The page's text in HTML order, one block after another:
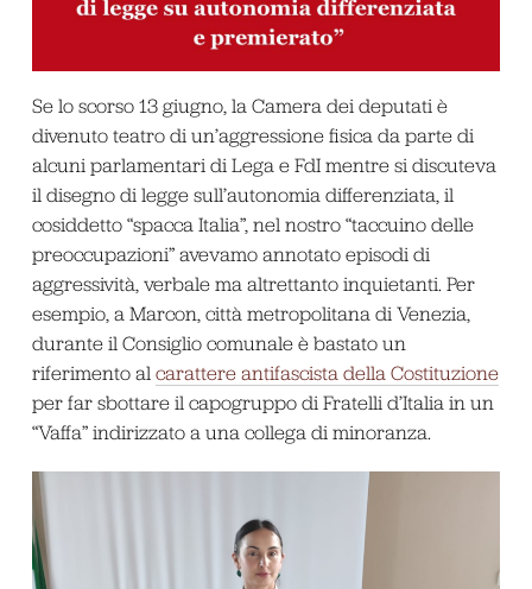
Se lo scorso 13 giugno, la Camera dei deputati è
divenuto teatro di un’aggressione fisica da parte di
alcuni parlamentari di Lega e FdI mentre si discuteva
il disegno di legge sull’autonomia differenziata, il
cosiddetto “spacca Italia”, nel nostro “taccuino delle
preoccupazioni” avevamo annotato episodi di
aggressività, verbale ma altrettanto inquietanti. Per
esempio, a Marcon, città metropolitana di Venezia,
durante il Consiglio comunale è bastato un
riferimento al carattere antifascista della Costituzione
per far sbottare il capogruppo di Fratelli d’Italia in un
“Vaffa” indirizzato a una collega di minoranza.